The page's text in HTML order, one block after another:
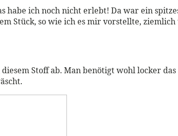
habe ich noch nicht erlebt! Da war ein
Stück, so wie ich es mir vorstellte,
Stoff ab. Man benötigt wohl locker